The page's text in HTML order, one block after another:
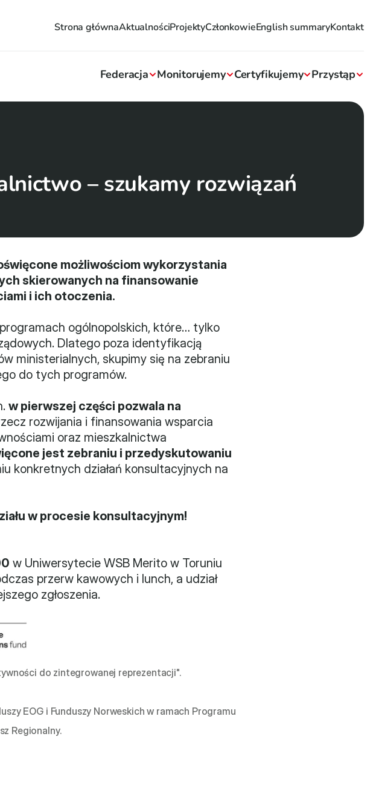
Strona głównaAktualnościProjektyCzłonkowieEnglish summaryKontakt
Federacja Monitorujemy Certyfikujemy Przystąp
– szukamy rozwiązań
możliwościom wykorzystania
skierowanych na finansowanie
i ich otoczenia.
ogólnopolskich, które… tylko
Dlatego poza identyfikacją
ministerialnych, skupimy się na zebraniu
do tych programów.
w pierwszej części pozwala na
rozwijania i finansowania wsparcia
oraz mieszkalnictwa
jest zebraniu i przedyskutowaniu
konkretnych działań konsultacyjnych na
w procesie konsultacyjnym!
w Uniwersytecie WSB Merito w Toruniu
przerw kawowych i lunch, a udział
zgłoszenia.
EOG i Funduszy Norweskich w ramach Programu
Regionalny.